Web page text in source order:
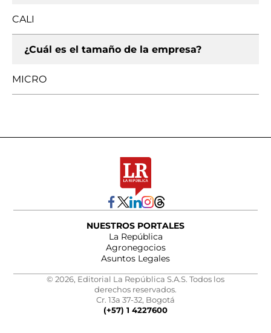
CALI
¿Cuál es el tamaño de la empresa?
MICRO
NUESTROS PORTALES
La República
Agronegocios
Asuntos Legales
© 2026, Editorial La República S.A.S. Todos los
derechos reservados.
Cr. 13a 37-32, Bogotá
(+57) 1 4227600